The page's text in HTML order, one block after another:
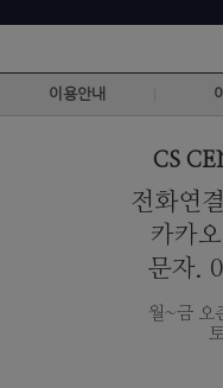
이용안내
CS
전화연
카카
문자.
월~금 오